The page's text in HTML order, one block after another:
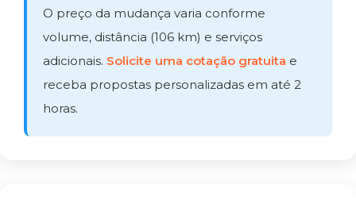
O preço da mudança varia conforme
volume, distância (106 km) e serviços
adicionais. Solicite uma cotação gratuita e
receba propostas personalizadas em até 2
horas.